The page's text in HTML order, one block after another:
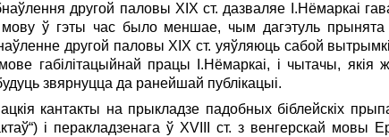
другой паловы XIX ст. дазваляе І.Нёмаркаі
ў гэты час было меншае, чым дагэтуль прынята
другой паловы ХIХ ст. уяўляюць сабой
габілітацыйнай працы І.Нёмаркаі, і чытачы, якія
звярнуцца да ранейшай публікацыі.
кантакты на прыкладзе падобных біблейскіх
і перакладзенага ў XVIII ст. з венгерскай мовы